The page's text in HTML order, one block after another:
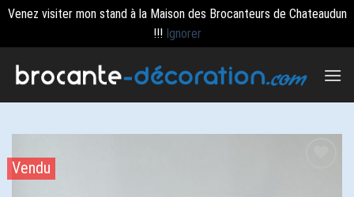
Venez visiter mon stand à la Maison des Brocanteurs de Chateaudun
!!! Ignorer
Vendu